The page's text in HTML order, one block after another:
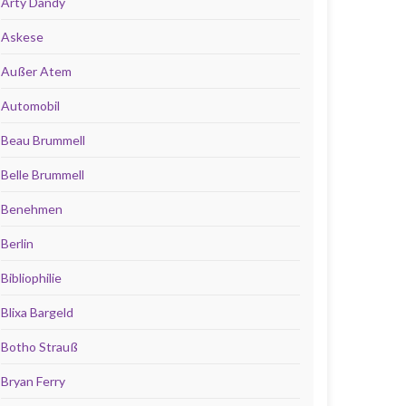
Askese
Außer Atem
Automobil
Beau Brummell
Belle Brummell
Benehmen
Berlin
Bibliophilie
Blixa Bargeld
Botho Strauß
Bryan Ferry